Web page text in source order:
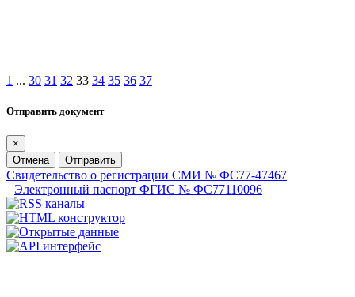
1 ... 30 31 32 33 34 35 36 37
Отправить документ
×
Отмена
Отправить
Свидетельство о регистрации СМИ № ФС77-47467
Электронный паспорт ФГИС № ФС77110096